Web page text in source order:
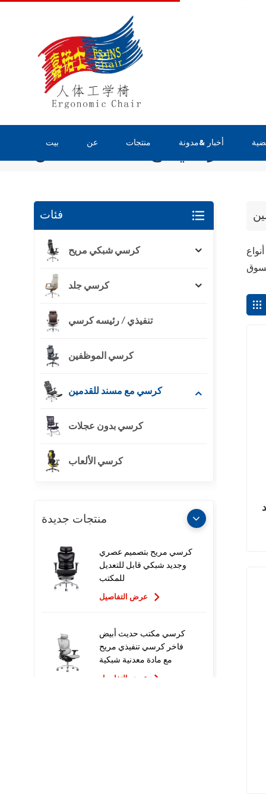
بيت عن منتجات أخبار &مدونة
كرسي مع مسند للقدمين
إذا كنت تريد أن تأخذ قيلولة خلال ساعة العمل الطويلة ، فإن كراسي المكتب التي تحتوي على مسند للقدم ستكون هي الأفضل. هناك 4 أنواع
فئات
كرسي شبكي مريح
كرسي جلد
تنفيذي / رئيسه كرسي
كرسي الموظفين
كرسي مع مسند للقدمين
كرسي بدون عجلات
كرسي الألعاب
منتجات جديدة
كرسي مريح بتصميم عصري
وجديد شبكي قابل للتعديل
للمكتب
كرسي مكتب حديث أبيض
فاخر كرسي تنفيذي مريح
مع مادة معدنية شبكية
للاستخدام المكتبي